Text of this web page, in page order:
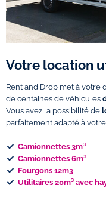
Votre location
Rent and Drop met à
de centaines de véhicules
Vous avez la possibilité de
parfaitement adapté à
Camionnettes 3m³
Camionnettes 6m³
Fourgons 12m3
Utilitaires 20m³ avec